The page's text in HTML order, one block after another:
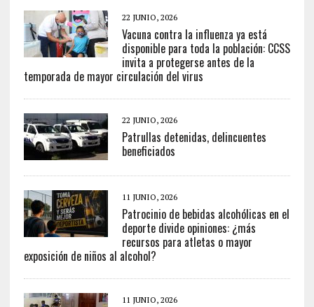
22 JUNIO, 2026
Vacuna contra la influenza ya está
disponible para toda la población: CCSS
invita a protegerse antes de la
temporada de mayor circulación del virus
22 JUNIO, 2026
Patrullas detenidas, delincuentes
beneficiados
11 JUNIO, 2026
Patrocinio de bebidas alcohólicas en el
deporte divide opiniones: ¿más
recursos para atletas o mayor
exposición de niños al alcohol?
11 JUNIO, 2026